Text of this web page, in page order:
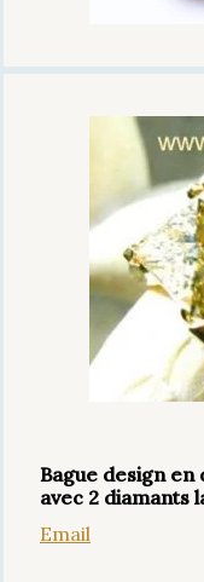
Bague design
avec 2 diamants
Email